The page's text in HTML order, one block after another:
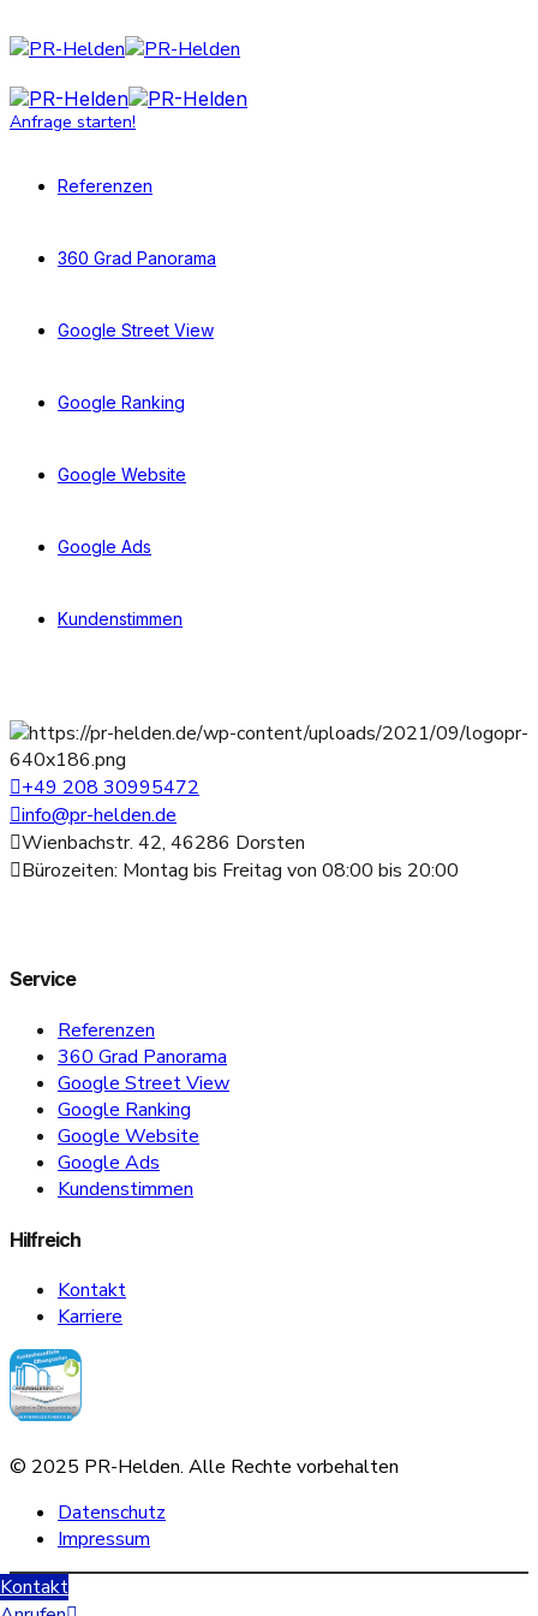
Anfrage starten!
Referenzen
360 Grad Panorama
Google Street View
Google Ranking
Google Website
Google Ads
Kundenstimmen
+49 208 30995472
info@pr-helden.de
Wienbachstr. 42, 46286 Dorsten
Bürozeiten: Montag bis Freitag von 08:00 bis 20:00
Service
Referenzen
360 Grad Panorama
Google Street View
Google Ranking
Google Website
Google Ads
Kundenstimmen
Hilfreich
Kontakt
Karriere
Kontakt
© 2025 PR-Helden. Alle Rechte vorbehalten
Datenschutz
Impressum
Scroll
Up
Sofern Sie Ihre Datenschutzeinstellungen ändern möchten z.B. Erteilung